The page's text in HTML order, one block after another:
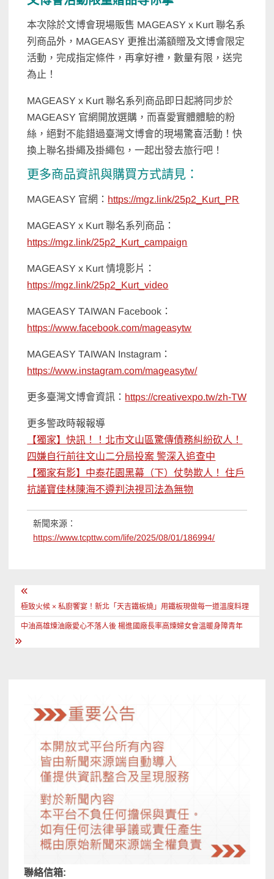
本次除於文博會現場販售 MAGEASY x Kurt 聯名系
列商品外，MAGEASY 更推出滿額贈及文博會限定
活動，完成指定條件，再拿好禮，數量有限，送完
為止！
MAGEASY x Kurt 聯名系列商品即日起將同步於
MAGEASY 官網開放選購，而喜愛實體體驗的粉
絲，絕對不能錯過臺灣文博會的現場驚喜活動！快
換上聯名掛繩及掛繩包，一起出發去旅行吧！
更多商品資訊與購買方式請見：
MAGEASY 官網： https://mgz.link/25p2_Kurt_PR
MAGEASY x Kurt 聯名系列商品：
https://mgz.link/25p2_Kurt_campaign
MAGEASY x Kurt 情境影片：
https://mgz.link/25p2_Kurt_video
MAGEASY TAIWAN Facebook：
https://www.facebook.com/mageasytw
MAGEASY TAIWAN Instagram：
https://www.instagram.com/mageasytw/
更多臺灣文博會資訊： https://creativexpo.tw/zh-TW
更多警政時報報導
【獨家】快訊！！北市文山區驚傳債務糾紛砍人！
四嫌自行前往文山二分局投案 警深入追查中
【獨家有影】中泰花園黑幕（下）仗勢欺人！ 住戶
抗議寶佳林陳海不遵判決視司法為無物
新聞來源：
https://www.tcpttw.com/life/2025/08/01/186994/
文
章
導
極致火候 × 私廚饗宴！新北「天吉鐵板燒」用鐵板現做每一道溫度料理
中油高雄煉油廠愛心不落人後 楊進國廠長率高煉婦女會溫暖身障青年
聯絡信箱: